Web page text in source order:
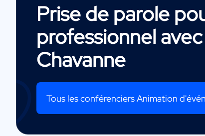
Prise de parole
professionnel avec
Chavanne
Tous les conférenciers Animation